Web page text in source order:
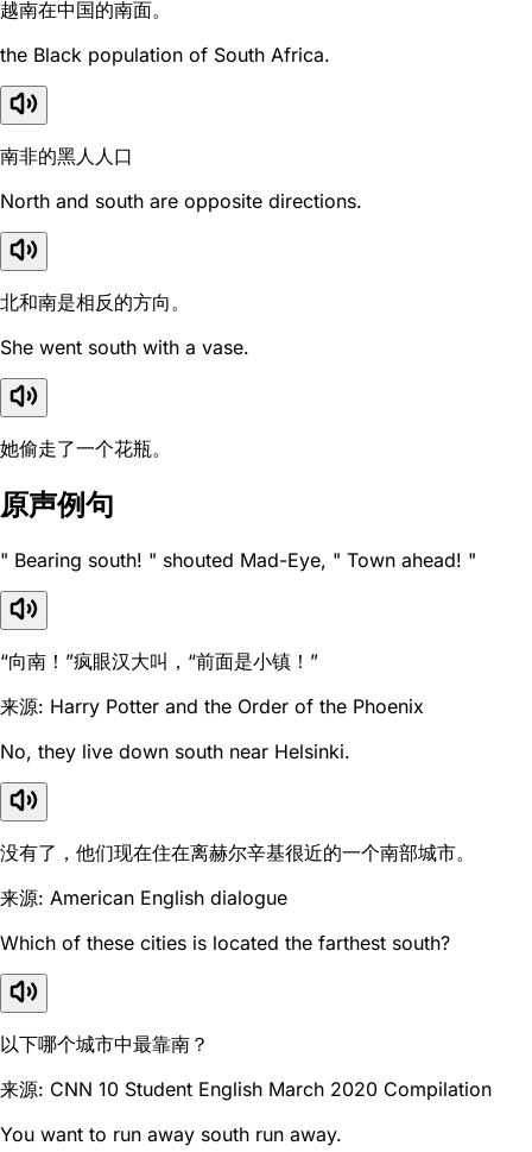
越南在中国的南面。
the Black population of South Africa.
南非的黑人人口
North and south are opposite directions.
北和南是相反的方向。
She went south with a vase.
她偷走了一个花瓶。
原声例句
" Bearing south! " shouted Mad-Eye, " Town ahead! "
“向南！”疯眼汉大叫，“前面是小镇！”
来源: Harry Potter and the Order of the Phoenix
No, they live down south near Helsinki.
没有了，他们现在住在离赫尔辛基很近的一个南部城市。
来源: American English dialogue
Which of these cities is located the farthest south?
以下哪个城市中最靠南？
来源: CNN 10 Student English March 2020 Compilation
You want to run away south run away.